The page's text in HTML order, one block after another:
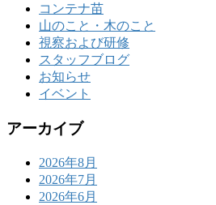
コンテナ苗
山のこと・木のこと
視察および研修
スタッフブログ
お知らせ
イベント
アーカイブ
2026年8月
2026年7月
2026年6月